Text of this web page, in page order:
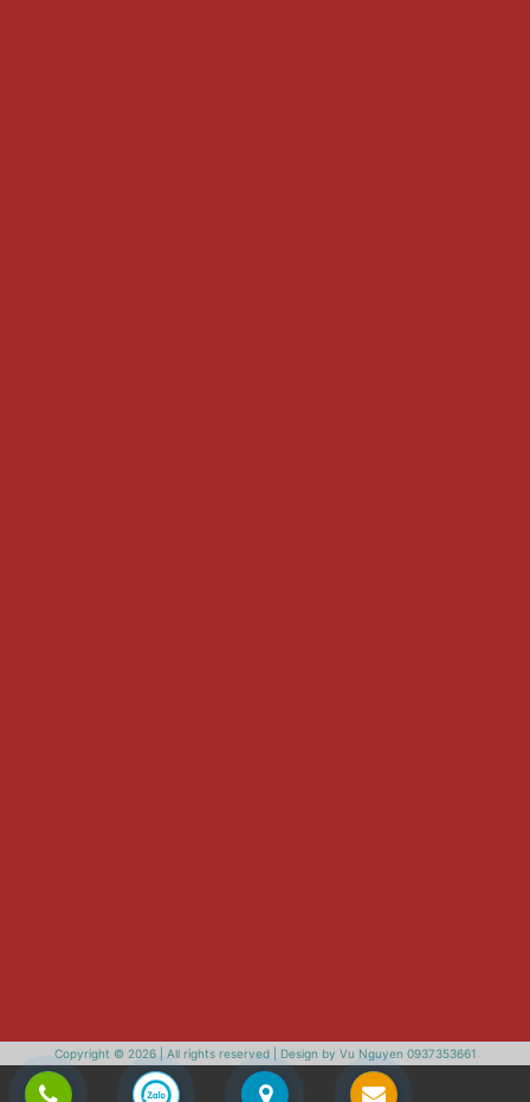
Copyright © 2026 | All rights reserved | Design by Vu Nguyen 0937353661